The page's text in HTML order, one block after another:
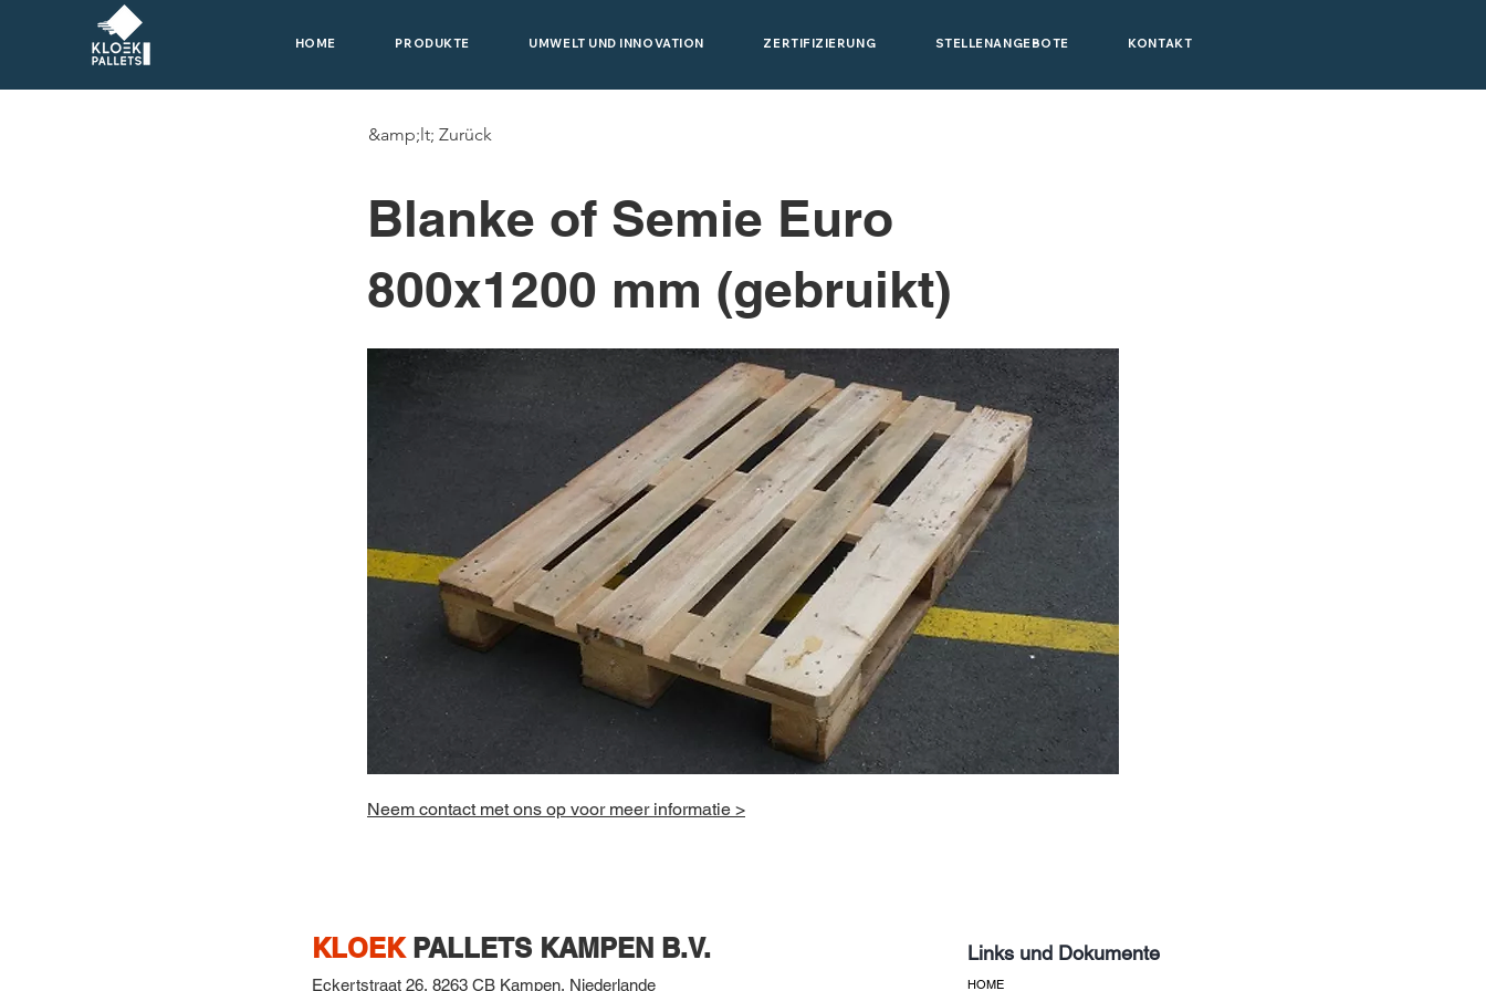
HOME PRODUKTE UMWELT UND INNOVATION ZERTIFIZIERUNG STELLENANGEBOTE KONTAKT
&amp;lt; Zurück
Blanke of Semie Euro
800x1200 mm (gebruikt)
Neem contact met ons op voor meer informatie >
KLOEK PALLETS KAMPEN B.V. Links und Dokumente
Eckertstraat 26, 8263 CB Kampen, Niederlande HOME